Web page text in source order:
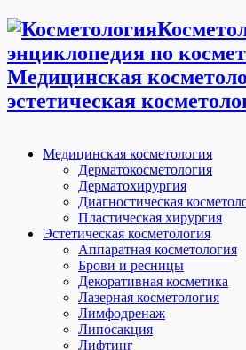
энциклопедия по
Медицинская
эстетическая
Медицинская косметология
Дерматокосметология
Дерматохирургия
Диагностическая
Пластическая хирургия
Эстетическая косметология
Аппаратная косметология
Брови и ресницы
Декоративная косметика
Лазерная косметология
Лимфодренаж
Липосакция
Лифтинг